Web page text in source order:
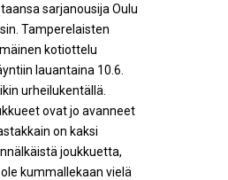
sarjanousija Oulu
Tamperelaisten
kotiottelu
lauantaina 10.6.
urheilukentällä.
ovat jo avanneet
on kaksi
joukkuetta,
kummallekaan vielä